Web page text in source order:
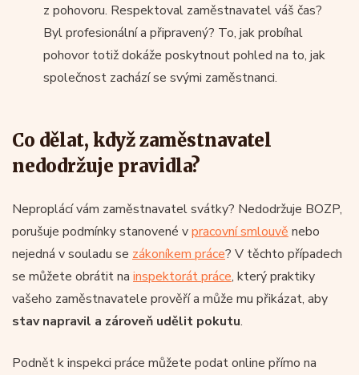
z pohovoru. Respektoval zaměstnavatel váš čas?
Byl profesionální a připravený? To, jak probíhal
pohovor totiž dokáže poskytnout pohled na to, jak
společnost zachází se svými zaměstnanci.
Co dělat, když zaměstnavatel
nedodržuje pravidla?
Neproplácí vám zaměstnavatel svátky? Nedodržuje BOZP,
porušuje podmínky stanovené vpracovní smlouvě nebo
nejedná v souladu se zákoníkem práce? V těchto případech
se můžete obrátit na inspektorát práce, který praktiky
vašeho zaměstnavatele prověří a může mu přikázat, aby
stav napravil a zároveň udělit pokutu.
Podnět k inspekci práce můžete podat online přímo na